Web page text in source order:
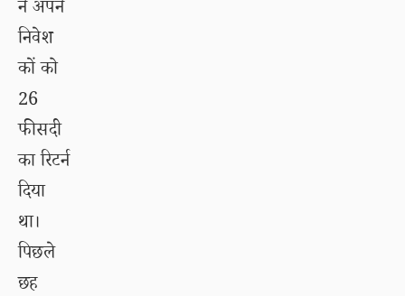
ने अपने
निवेश
कों को
26
फीसदी
का रिटर्न
दिया
था।
पिछले
छह